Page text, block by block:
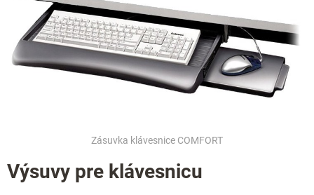
e
p
r
v
k
y
v
s
Zásuvka klávesnice COMFORT
Výsuvy pre klávesnicu